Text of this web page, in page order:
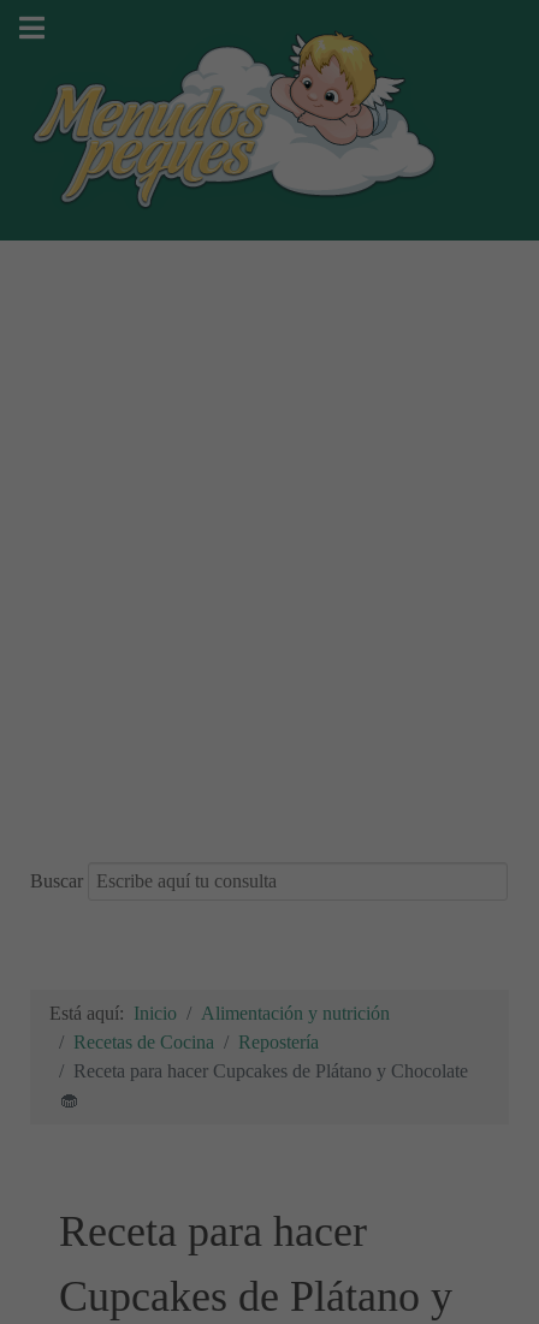
Buscar
Está aquí: Inicio
Alimentación y nutrición
Recetas de Cocina
Repostería
Receta para hacer Cupcakes de Plátano y Chocolate
🧁
Receta para hacer
Cupcakes de Plátano y